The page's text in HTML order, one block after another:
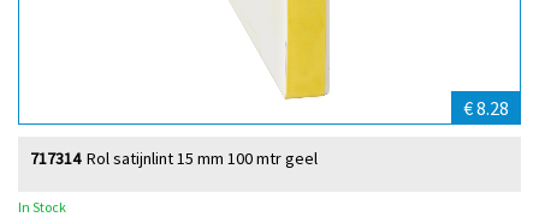
€ 8.28
Rol satijnlint 15 mm 100 mtr geel
717314
In Stock